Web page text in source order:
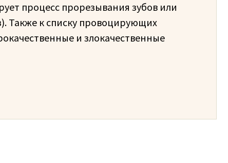
процесс прорезывания зубов или
Также к списку провоцирующих
и злокачественные